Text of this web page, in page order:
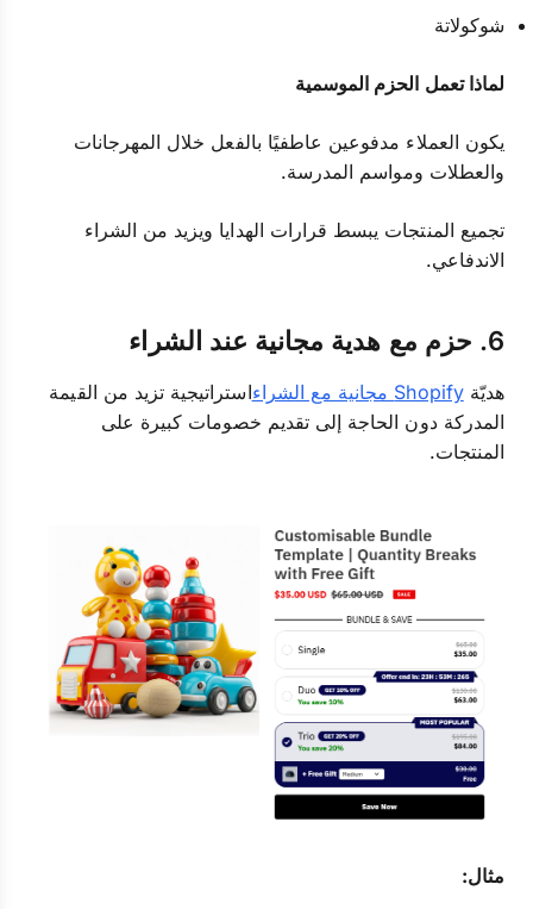
شوكولاتة
لماذا تعمل الحزم الموسمية
يكون العملاء مدفوعين عاطفيًا بالفعل خلال المهرجانات
والعطلات ومواسم المدرسة.
تجميع المنتجات يبسط قرارات الهدايا ويزيد من الشراء
الاندفاعي.
6. حزم مع هدية مجانية عند الشراء
هديّةShopify مجانية مع الشراء
استراتيجية تزيد من القيمة
المدركة دون الحاجة إلى تقديم خصومات كبيرة على
المنتجات.
مثال: